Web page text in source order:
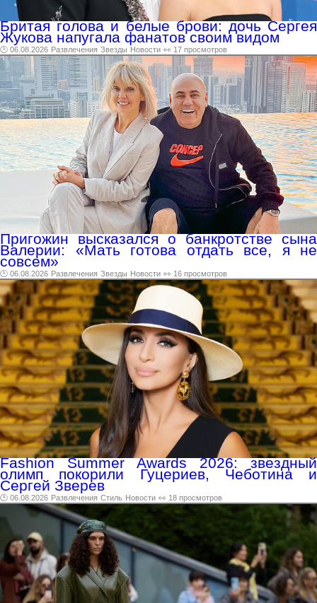
Бритая голова и белые брови: дочь Сергея
Жукова напугала фанатов своим видом
🕑 06.08.2026 Развлечения Звезды Новости 👀 17 просмотров
Пригожин высказался о банкротстве сына
Валерии: «Мать готова отдать все, я не
совсем»
🕑 06.08.2026 Развлечения Звезды Новости 👀 16 просмотров
Fashion Summer Awards 2026: звездный
олимп покорили Гуцериев, Чеботина и
Сергей Зверев
🕑 06.08.2026 Развлечения Стиль Новости 👀 18 просмотров